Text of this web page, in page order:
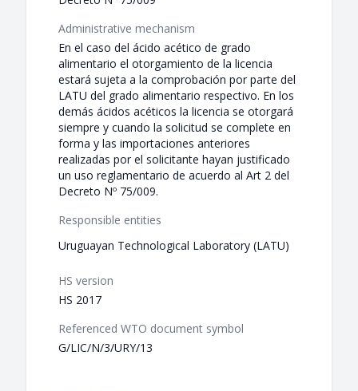
Administrative mechanism
En el caso del ácido acético de grado
alimentario el otorgamiento de la licencia
estará sujeta a la comprobación por parte del
LATU del grado alimentario respectivo. En los
demás ácidos acéticos la licencia se otorgará
siempre y cuando la solicitud se complete en
forma y las importaciones anteriores
realizadas por el solicitante hayan justificado
un uso reglamentario de acuerdo al Art 2 del
Decreto Nº 75/009.
Responsible entities
Uruguayan Technological Laboratory (LATU)
HS version
HS 2017
Referenced WTO document symbol
G/LIC/N/3/URY/13